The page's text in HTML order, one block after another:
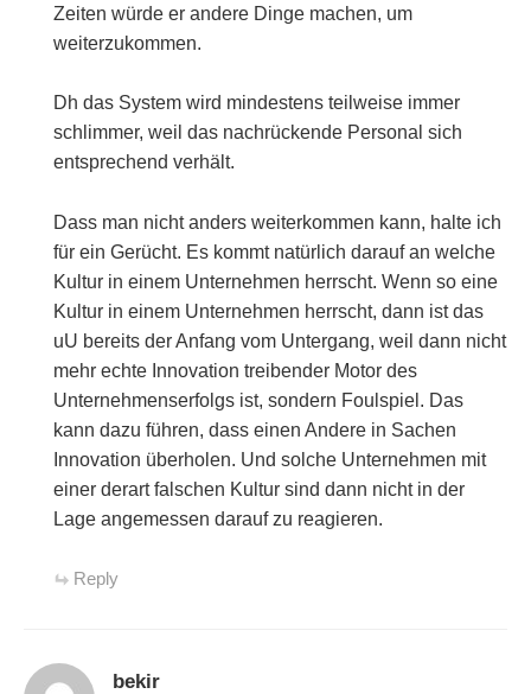
Zeiten würde er andere Dinge machen, um
weiterzukommen.
Dh das System wird mindestens teilweise immer
schlimmer, weil das nachrückende Personal sich
entsprechend verhält.
Dass man nicht anders weiterkommen kann, halte ich
für ein Gerücht. Es kommt natürlich darauf an welche
Kultur in einem Unternehmen herrscht. Wenn so eine
Kultur in einem Unternehmen herrscht, dann ist das
uU bereits der Anfang vom Untergang, weil dann nicht
mehr echte Innovation treibender Motor des
Unternehmenserfolgs ist, sondern Foulspiel. Das
kann dazu führen, dass einen Andere in Sachen
Innovation überholen. Und solche Unternehmen mit
einer derart falschen Kultur sind dann nicht in der
Lage angemessen darauf zu reagieren.
Reply
bekir